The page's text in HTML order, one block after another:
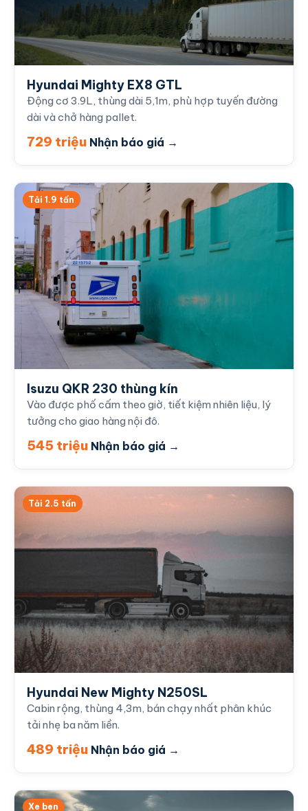
Hyundai Mighty EX8 GTL
Động cơ 3.9L, thùng dài 5,1m, phù hợp tuyến đường
dài và chở hàng pallet.
729 triệu Nhận báo giá →
Tải 1.9 tấn
Isuzu QKR 230 thùng kín
Vào được phố cấm theo giờ, tiết kiệm nhiên liệu, lý
tưởng cho giao hàng nội đô.
545 triệu Nhận báo giá →
Tải 2.5 tấn
Hyundai New Mighty N250SL
Cabin rộng, thùng 4,3m, bán chạy nhất phân khúc
tải nhẹ ba năm liền.
489 triệu Nhận báo giá →
Xe ben